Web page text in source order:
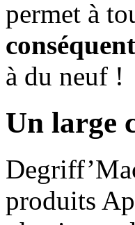
permet à
à du neuf !
Un large
produits